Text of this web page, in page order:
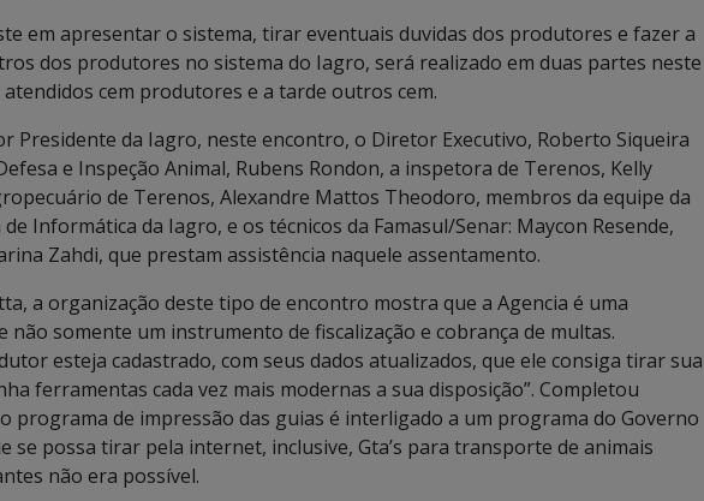
em apresentar o sistema, tirar eventuais duvidas dos produtores e fazer a
dos produtores no sistema do Iagro, será realizado em duas partes neste
cem produtores e a tarde outros cem.
Presidente da Iagro, neste encontro, o Diretor Executivo, Roberto Siqueira
e Inspeção Animal, Rubens Rondon, a inspetora de Terenos, Kelly
de Terenos, Alexandre Mattos Theodoro, membros da equipe da
Informática da Iagro, e os técnicos da Famasul/Senar: Maycon Resende,
Zahdi, que prestam assistência naquele assentamento.
a organização deste tipo de encontro mostra que a Agencia é uma
somente um instrumento de fiscalização e cobrança de multas.
esteja cadastrado, com seus dados atualizados, que ele consiga tirar sua
ferramentas cada vez mais modernas a sua disposição”. Completou
programa de impressão das guias é interligado a um programa do Governo
se possa tirar pela internet, inclusive, Gta’s para transporte de animais
não era possível.